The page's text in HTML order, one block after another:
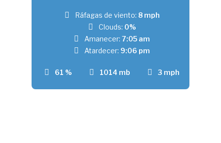
61 % 1014 mb 3 mph
Ráfagas de viento: 8 mph
Clouds: 0%
Amanecer: 7:05 am
Atardecer: 9:06 pm